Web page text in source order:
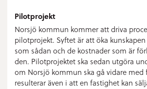
Pilotprojekt
Norsjö kommun kommer att driva
pilotprojekt. Syftet är att öka
som sådan och de kostnader som är
den. Pilotprojektet ska sedan utgöra
om Norsjö kommun ska gå vidare med
resulterar även i att en fastighet kan